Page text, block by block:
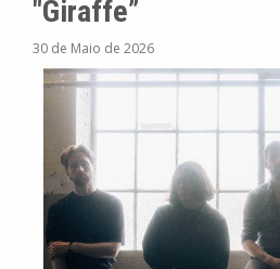
"Giraffe”
30 de Maio de 2026